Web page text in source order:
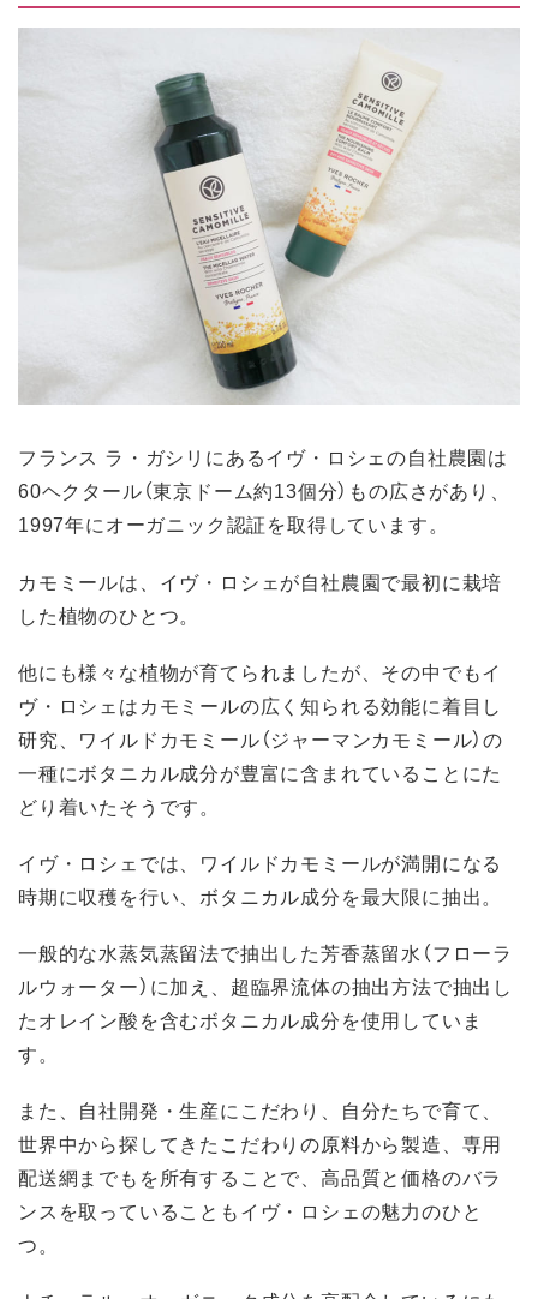
フランス ラ・ガシリにあるイヴ・ロシェの自社農園は
60ヘクタール（東京ドーム約13個分）もの広さがあり、
1997年にオーガニック認証を取得しています。
カモミールは、イヴ・ロシェが自社農園で最初に栽培
した植物のひとつ。
他にも様々な植物が育てられましたが、その中でもイ
ヴ・ロシェはカモミールの広く知られる効能に着目し
研究、ワイルドカモミール（ジャーマンカモミール）の
一種にボタニカル成分が豊富に含まれていることにた
どり着いたそうです。
イヴ・ロシェでは、ワイルドカモミールが満開になる
時期に収穫を行い、ボタニカル成分を最大限に抽出。
一般的な水蒸気蒸留法で抽出した芳香蒸留水（フローラ
ルウォーター）に加え、超臨界流体の抽出方法で抽出し
たオレイン酸を含むボタニカル成分を使用していま
す。
また、自社開発・生産にこだわり、自分たちで育て、
世界中から探してきたこだわりの原料から製造、専用
配送網までもを所有することで、高品質と価格のバラ
ンスを取っていることもイヴ・ロシェの魅力のひと
つ。